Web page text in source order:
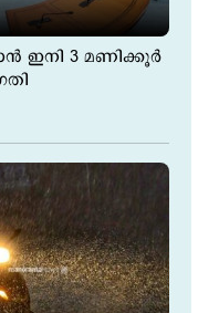
ഇനി 3 മണിക്കൂർ